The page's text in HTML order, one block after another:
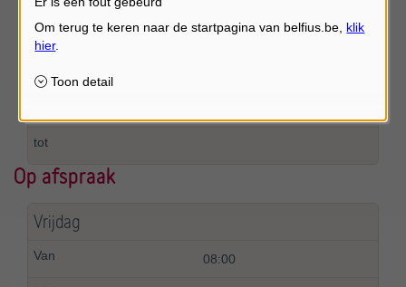
14:00
Op afspraak
Vrijdag
08:00